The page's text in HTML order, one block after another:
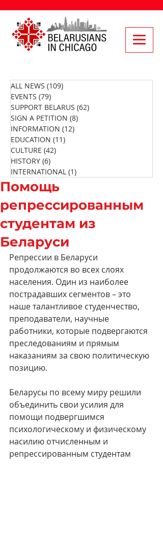
ALL NEWS (109)
EVENTS (79)
SUPPORT BELARUS (62)
SIGN A PETITION (8)
INFORMATION (12)
EDUCATION (11)
CULTURE (42)
HISTORY (6)
INTERNATIONAL (1)
Помощь
репрессированным
студентам из
Беларуси
Репрессии в Беларуси
продолжаются во всех слоях
населения. Один из наиболее
пострадавших сегментов – это
наше талантливое студенчество,
преподаватели, научные
работники, которые подвергаются
преследованиям и прямым
наказаниям за свою политическую
позицию.
Беларусы по всему миру решили
объединить свои усилия для
помощи подвергшимся
психологическому и физическому
насилию отчисленным и
репрессированным студентам